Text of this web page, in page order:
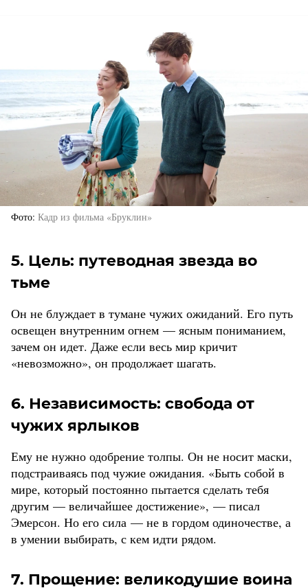
Фото Кадр из фильма «Бруклин»
5. Цель: путеводная звезда во
тьме
Он не блуждает в тумане чужих ожиданий. Его путь
освещен внутренним огнем — ясным пониманием,
зачем он идет. Даже если весь мир кричит
«невозможно», он продолжает шагать.
6. Независимость: свобода от
чужих ярлыков
Ему не нужно одобрение толпы. Он не носит маски,
подстраиваясь под чужие ожидания. «Быть собой в
мире, который постоянно пытается сделать тебя
другим — величайшее достижение», — писал
Эмерсон. Но его сила — не в гордом одиночестве, а
в умении выбирать, с кем идти рядом.
7. Прощение: великодушие воина